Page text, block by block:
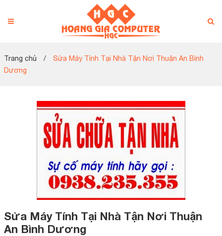
Trang chủ /
Sửa Máy Tính Tại Nhà Tận Nơi Thuận An Bình
Dương
Sửa Máy Tính Tại Nhà Tận Nơi Thuận
An Bình Dương